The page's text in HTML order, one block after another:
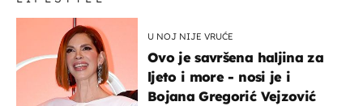
U NOJ NIJE VRUĆE
Ovo je savršena haljina za
ljeto i more - nosi je i
Bojana Gregorić Vejzović